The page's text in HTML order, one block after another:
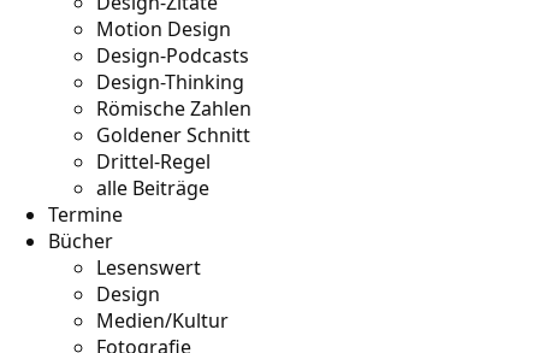
Motion Design
Design-Podcasts
Design-Thinking
Römische Zahlen
Goldener Schnitt
Drittel-Regel
alle Beiträge
Termine
Bücher
Lesenswert
Design
Medien/Kultur
Fotografie